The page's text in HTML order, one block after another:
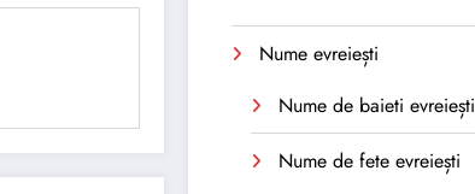
Nume evreiești
Nume de baieti evreiești
Nume de fete evreiești